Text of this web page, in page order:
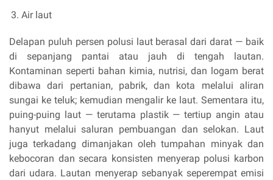
Air laut
Delapan puluh persen polusi laut berasal dari darat — baik
di sepanjang pantai atau jauh di tengah lautan.
Kontaminan seperti bahan kimia, nutrisi, dan logam berat
dibawa dari pertanian, pabrik, dan kota melalui aliran
sungai ke teluk; kemudian mengalir ke laut. Sementara itu,
puing-puing laut — terutama plastik — tertiup angin atau
hanyut melalui saluran pembuangan dan selokan. Laut
juga terkadang dimanjakan oleh tumpahan minyak dan
kebocoran dan secara konsisten menyerap polusi karbon
dari udara. Lautan menyerap sebanyak seperempat emisi